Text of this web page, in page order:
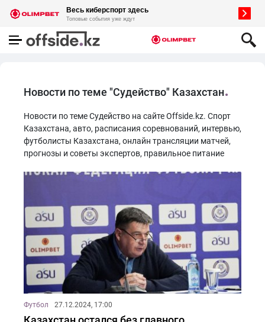
Новости по теме "Судейство" Казахстан
Новости по теме Судейство на сайте Offside.kz. Спорт
Казахстана, авто, расписания соревнований, интервью,
футболисты Казахстана, онлайн трансляции матчей,
прогнозы и советы экспертов, правильное питание
Футбол 27.12.2024, 17:00